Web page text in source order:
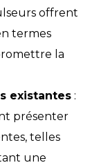
offrent
termes
la
existantes :
présenter
telles
une